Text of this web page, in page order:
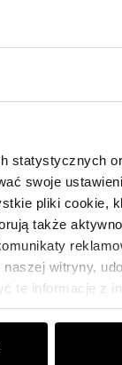
statystycznych
swoje
pliki cookie,
także
witryny,
te informacje z